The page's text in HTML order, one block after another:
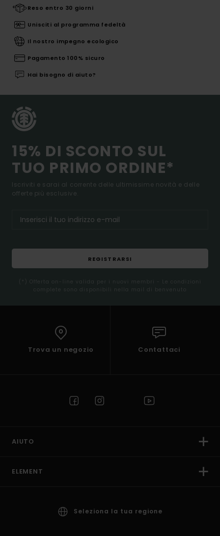
Reso entro 30 giorni
Unisciti al programma fedeltà
Il nostro impegno ecologico
Pagamento 100% sicuro
Hai bisogno di aiuto?
15% DI SCONTO SUL
TUO PRIMO ORDINE*
Iscriviti e sarai al corrente delle ultimissime novità e delle
offerte più esclusive.
REGISTRARSI
(*) Offerta on-line valida per i nuovi membri - Le condizioni
complete sono disponibili nella mail di benvenuto
Trova un negozio Contattaci
AIUTO
ELEMENT
Seleziona la tua regione